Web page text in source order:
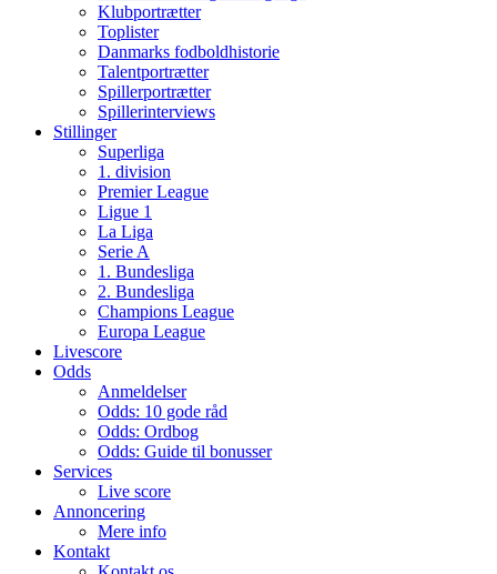
Klubportrætter
Toplister
Danmarks fodboldhistorie
Talentportrætter
Spillerportrætter
Spillerinterviews
Stillinger
Superliga
1. division
Premier League
Ligue 1
La Liga
Serie A
1. Bundesliga
2. Bundesliga
Champions League
Europa League
Livescore
Odds
Anmeldelser
Odds: 10 gode råd
Odds: Ordbog
Odds: Guide til bonusser
Services
Live score
Annoncering
Mere info
Kontakt